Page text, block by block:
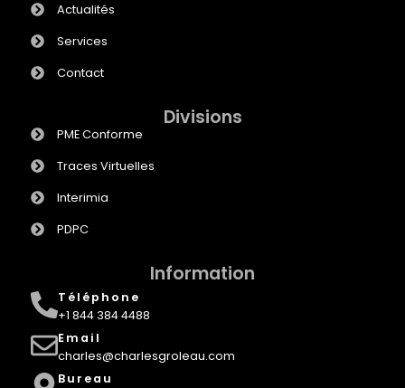
Actualités
Services
Contact
Divisions
PME Conforme
Traces Virtuelles
Interimia
PDPC
Information
Téléphone
+1 844 384 4488
Email
charles@charlesgroleau.com
Bureau